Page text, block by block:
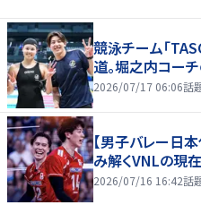
競泳チーム「
道。堀之内コー
2026/07/17 06:06話
【男子バレー日
み解くVNLの現
2026/07/16 16:42話